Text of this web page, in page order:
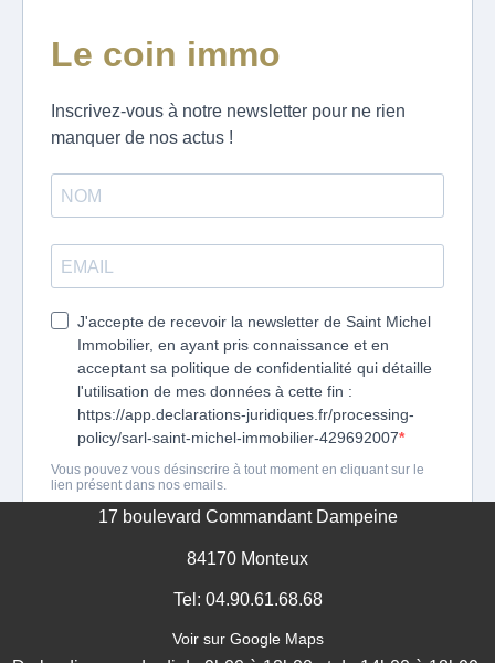
NOS ACTUALITÉS
POLITIQUE DE CONFIDENTIALITÉ
GESTION DES COOKIES
MENTIONS LÉGALES
17 boulevard Commandant Dampeine
84170 Monteux
Tel: 04.90.61.68.68
Voir sur Google Maps